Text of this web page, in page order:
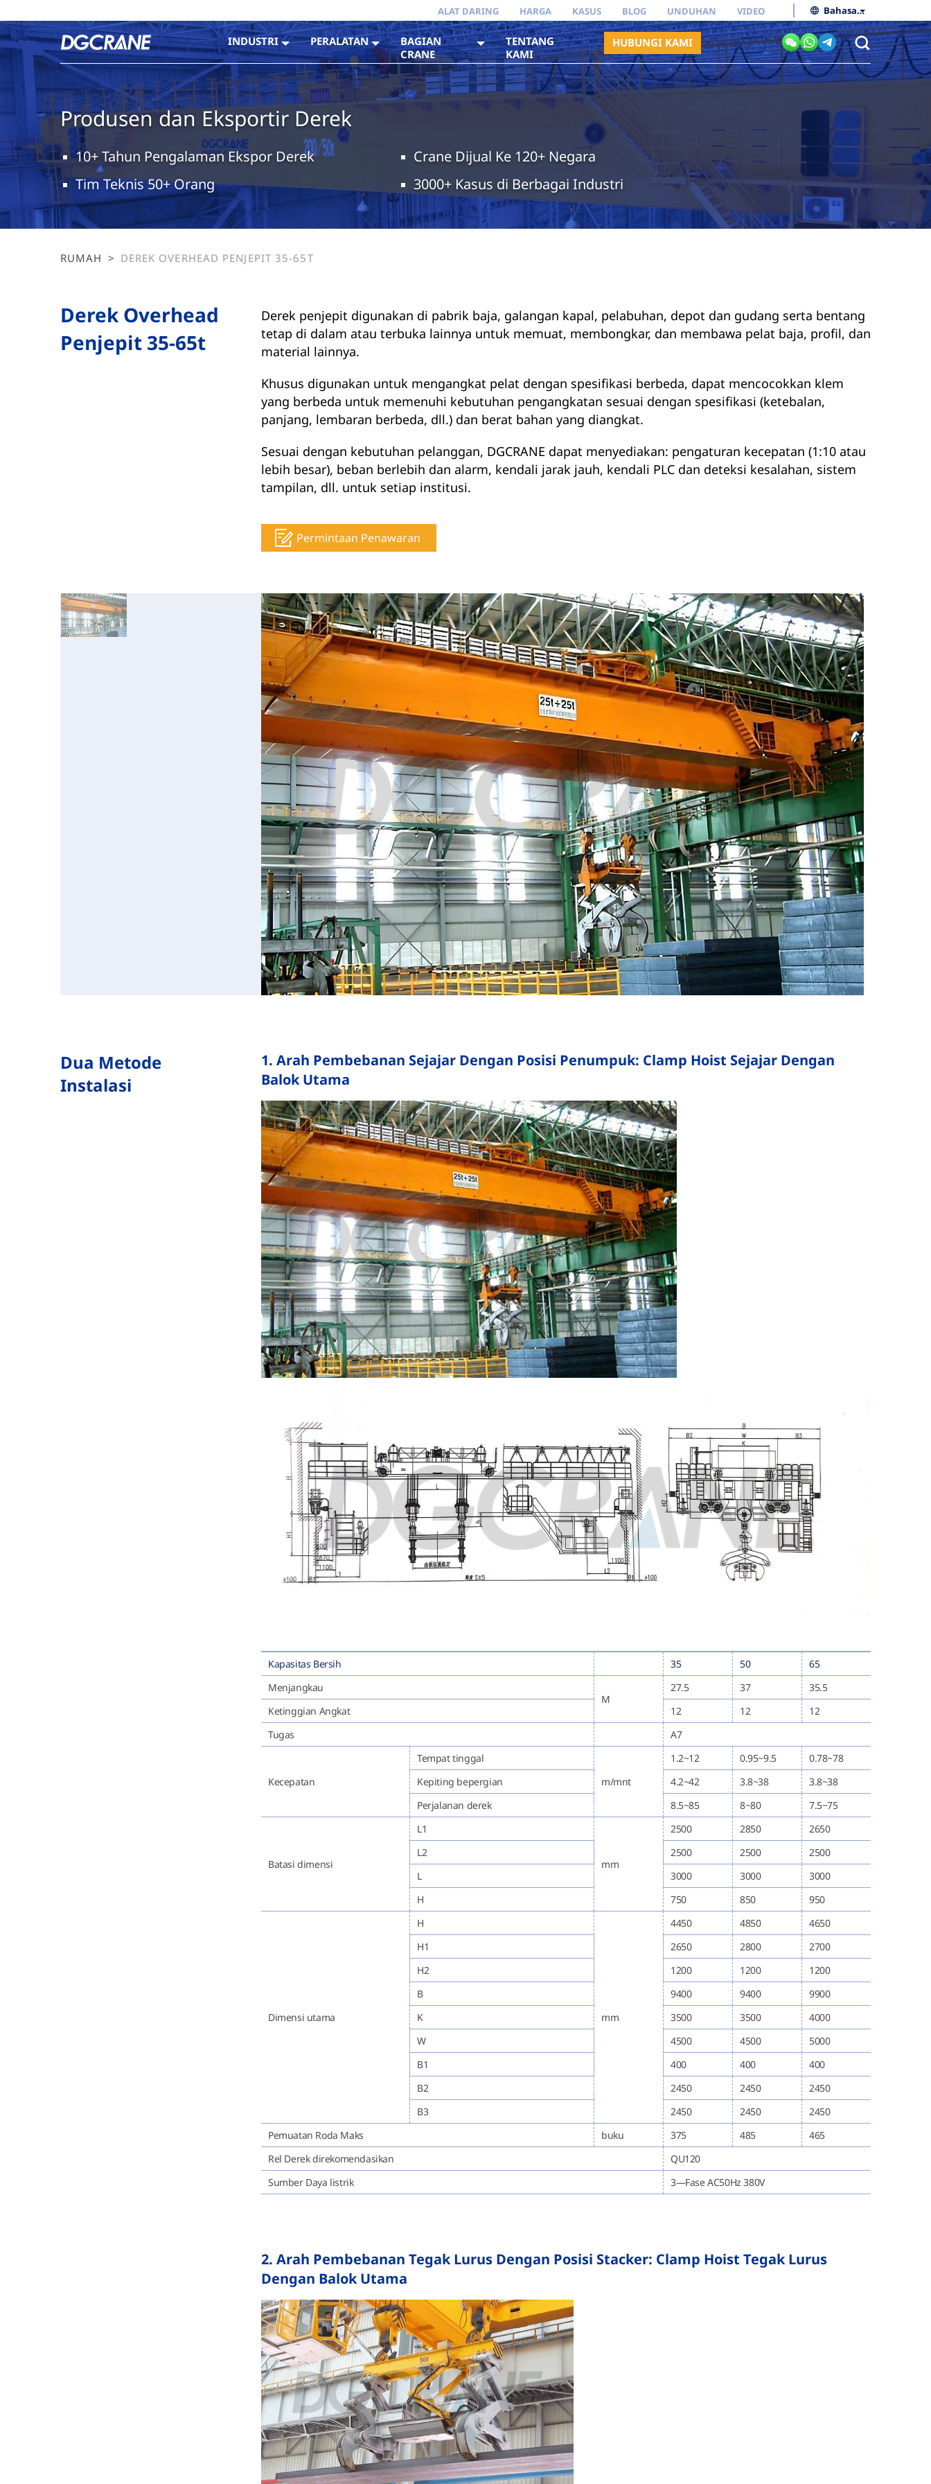
Bahasa Indonesia
ALAT DARING HARGA KASUS BLOG UNDUHAN VIDEO
INDUSTRI PERALATAN
BAGIAN
CRANE
TENTANG
KAMI
HUBUNGI KAMI
Produsen dan Eksportir Derek
10+ Tahun Pengalaman Ekspor Derek
Crane Dijual Ke 120+ Negara
Tim Teknis 50+ Orang
3000+ Kasus di Berbagai Industri
RUMAH > DEREK OVERHEAD PENJEPIT 35-65T
Derek Overhead
Penjepit 35-65t
Derek penjepit digunakan di pabrik baja, galangan kapal, pelabuhan, depot dan gudang serta bentang
tetap di dalam atau terbuka lainnya untuk memuat, membongkar, dan membawa pelat baja, profil, dan
material lainnya.
Khusus digunakan untuk mengangkat pelat dengan spesifikasi berbeda, dapat mencocokkan klem
yang berbeda untuk memenuhi kebutuhan pengangkatan sesuai dengan spesifikasi (ketebalan,
panjang, lembaran berbeda, dll.) dan berat bahan yang diangkat.
Sesuai dengan kebutuhan pelanggan, DGCRANE dapat menyediakan: pengaturan kecepatan (1:10 atau
lebih besar), beban berlebih dan alarm, kendali jarak jauh, kendali PLC dan deteksi kesalahan, sistem
tampilan, dll. untuk setiap institusi.
Permintaan Penawaran
Dua Metode
Instalasi
1. Arah Pembebanan Sejajar Dengan Posisi Penumpuk: Clamp Hoist Sejajar Dengan
Balok Utama
Kapasitas Bersih 35 50
65
Menjangkau
M
27.5 37
35.5
Ketinggian Angkat
12 12
12
Tugas
A7
Kecepatan
Tempat tinggal
m/mnt
1.2~12 0.95~9.5
0.78~78
Kepiting bepergian
4.2~42 3.8~38
3.8~38
Perjalanan derek
8.5~85 8~80 7.5~75
Batasi dimensi
L1
mm
2500 2850
2650
L2
2500 2500
2500
L
3000 3000
3000
H
750 850 950
Dimensi utama
H
mm
4450 4850
4650
H1
2650 2800
2700
H2
1200 1200
1200
B
9400 9400
9900
K
3500 3500
4000
W
4500 4500
5000
B1
400 400
400
B2
2450 2450
2450
B3
2450 2450
2450
Pemuatan Roda Maks
buku 375 485
465
Rel Derek direkomendasikan
QU120
Sumber Daya listrik
3—Fase AC50Hz 380V
2. Arah Pembebanan Tegak Lurus Dengan Posisi Stacker: Clamp Hoist Tegak Lurus
Dengan Balok Utama